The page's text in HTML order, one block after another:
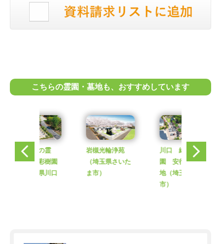
こちらの霊園・墓地も、おすすめしています
岩槻光輪浄苑
（埼玉県さいた
川口 緑の霊
園 安行彩樹園
地（埼玉県川口
岩槻光輪浄苑
（埼玉県さいた
ま市）